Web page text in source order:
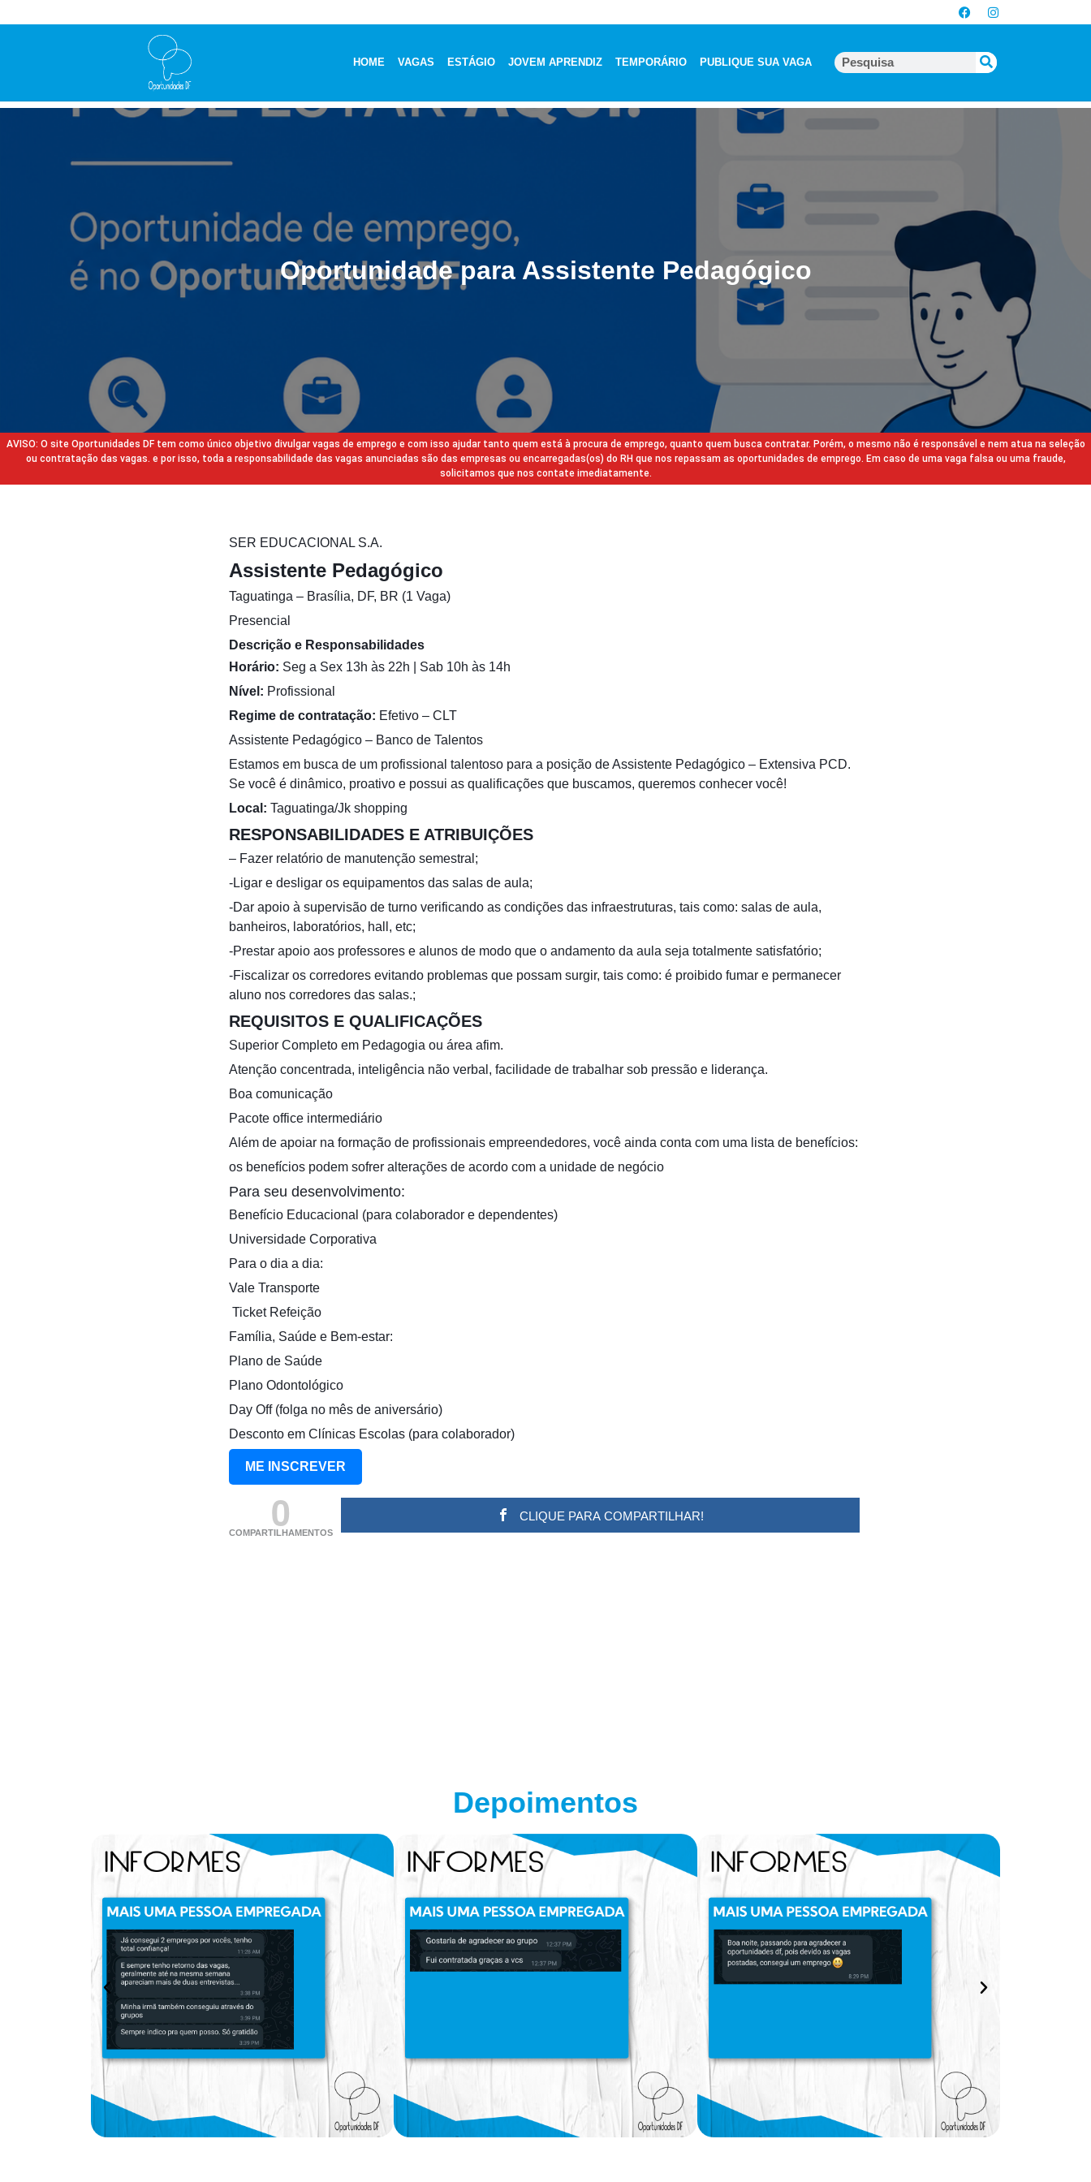
HOME VAGAS ESTÁGIO JOVEM APRENDIZ TEMPORÁRIO PUBLIQUE SUA VAGA
Oportunidade para Assistente Pedagógico
AVISO: O site Oportunidades DF tem como único objetivo divulgar vagas de emprego e com isso ajudar tanto quem está à procura de emprego, quanto quem busca contratar. Porém, o mesmo não é responsável e nem atua na seleção
ou contratação das vagas. e por isso, toda a responsabilidade das vagas anunciadas são das empresas ou encarregadas(os) do RH que nos repassam as oportunidades de emprego. Em caso de uma vaga falsa ou uma fraude,
solicitamos que nos contate imediatamente.
SER EDUCACIONAL S.A.
Assistente Pedagógico
Taguatinga – Brasília, DF, BR (1 Vaga)
Presencial
Descrição e Responsabilidades
Horário: Seg a Sex 13h às 22h | Sab 10h às 14h
Nível: Profissional
Regime de contratação: Efetivo – CLT
Assistente Pedagógico – Banco de Talentos
Estamos em busca de um profissional talentoso para a posição de Assistente Pedagógico – Extensiva PCD.
Se você é dinâmico, proativo e possui as qualificações que buscamos, queremos conhecer você!
Local: Taguatinga/Jk shopping
RESPONSABILIDADES E ATRIBUIÇÕES
– Fazer relatório de manutenção semestral;
-Ligar e desligar os equipamentos das salas de aula;
-Dar apoio à supervisão de turno verificando as condições das infraestruturas, tais como: salas de aula,
banheiros, laboratórios, hall, etc;
-Prestar apoio aos professores e alunos de modo que o andamento da aula seja totalmente satisfatório;
-Fiscalizar os corredores evitando problemas que possam surgir, tais como: é proibido fumar e permanecer
aluno nos corredores das salas.;
REQUISITOS E QUALIFICAÇÕES
Superior Completo em Pedagogia ou área afim.
Atenção concentrada, inteligência não verbal, facilidade de trabalhar sob pressão e liderança.
Boa comunicação
Pacote office intermediário
Além de apoiar na formação de profissionais empreendedores, você ainda conta com uma lista de benefícios:
os benefícios podem sofrer alterações de acordo com a unidade de negócio
Para seu desenvolvimento:
Benefício Educacional (para colaborador e dependentes)
Universidade Corporativa
Para o dia a dia:
Vale Transporte
️ Ticket Refeição
Família, Saúde e Bem-estar:
Plano de Saúde
Plano Odontológico
Day Off (folga no mês de aniversário)
Desconto em Clínicas Escolas (para colaborador)
ME INSCREVER
0
COMPARTILHAMENTOS
CLIQUE PARA COMPARTILHAR!
Depoimentos